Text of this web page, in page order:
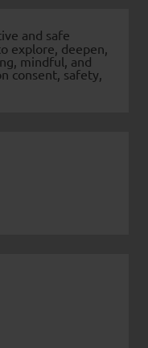
and safe
explore, deepen,
mindful, and
consent, safety,